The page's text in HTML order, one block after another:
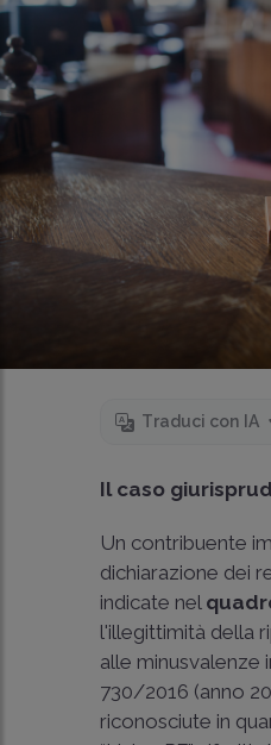
Traduci con IA
Il caso
Un contribuente
dichiarazione dei
indicate nel
l'illegittimità della
alle minusvalenze
730/2016 (anno
riconosciute in